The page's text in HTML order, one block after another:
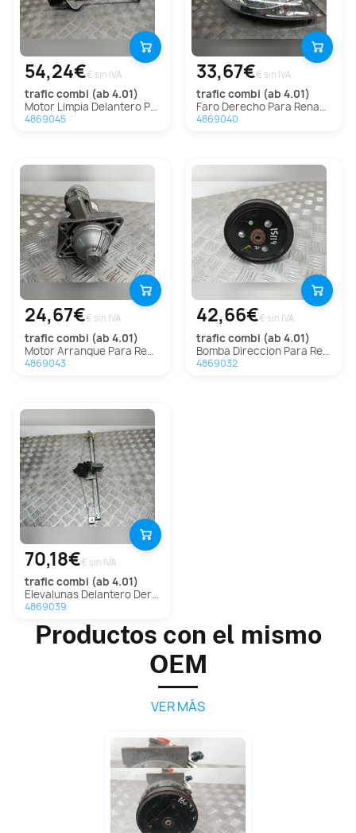
54,24€€ sin IVA
trafic combi (ab 4.01)
Motor Limpia Delantero Para Renault Trafic Combi
4869045
33,67€€ sin IVA
trafic combi (ab 4.01)
Faro Derecho Para Renault Trafic Combi
4869040
24,67€€ sin IVA
trafic combi (ab 4.01)
Motor Arranque Para Renault Trafic Combi
4869043
42,66€€ sin IVA
trafic combi (ab 4.01)
Bomba Direccion Para Renault Trafic Combi
4869032
70,18€€ sin IVA
trafic combi (ab 4.01)
Elevalunas Delantero Derecho Para Renault Trafic Combi
4869039
Productos con el mismo
OEM
VER MÁS